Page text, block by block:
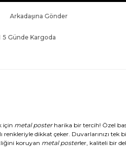
Arkadaşına Gönder
5 Günde Kargoda
için metal posterharika bir tercih! Özel
dikkat çeker. Duvarlarınızı tek
koruyan metal posterler, kaliteli bir